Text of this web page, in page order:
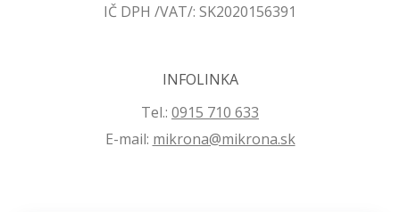
IČ DPH /VAT/: SK2020156391
INFOLINKA
Tel.: 0915 710 633
E-mail: mikrona@mikrona.sk